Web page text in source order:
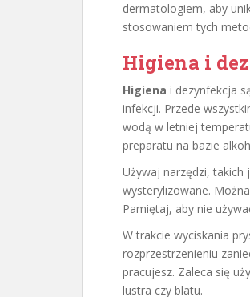
dermatologiem, aby
stosowaniem tych
Higiena i
Higiena i dezynfekcja
infekcji. Przede
wodą w letniej
preparatu na bazie
Używaj narzędzi, takich
wysterylizowane.
Pamiętaj, aby nie
W trakcie wyciskania
rozprzestrzenieniu
pracujesz. Zaleca się
lustra czy blatu.